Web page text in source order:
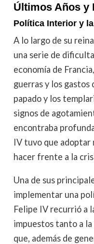
Últimos Años y
Política Interior y
A lo largo de su
una serie de
economía de
guerras y los gastos
papado y los
signos de
encontraba
IV tuvo que adoptar
hacer frente a la
Una de sus
implementar una
Felipe IV recurrió a
impuestos tanto a
que, además de